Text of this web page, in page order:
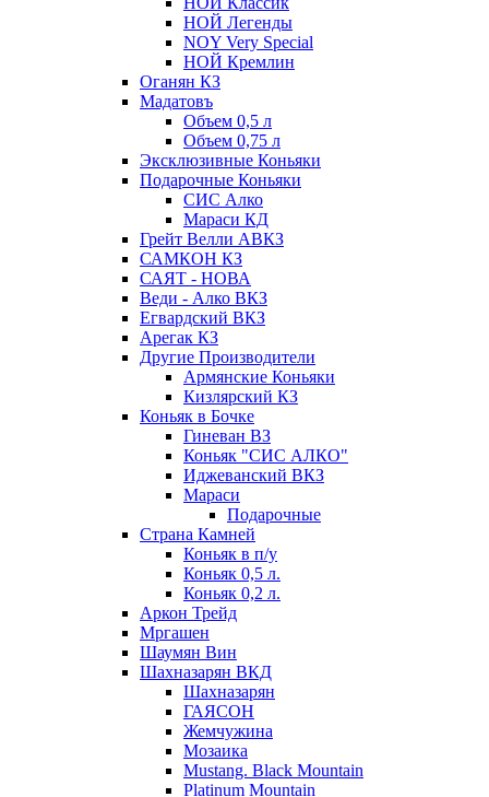
НОЙ Легенды
NOY Very Speсial
НОЙ Кремлин
Оганян КЗ
Мадатовъ
Объем 0,5 л
Объем 0,75 л
Эксклюзивные Коньяки
Подарочные Коньяки
СИС Алко
Мараси КД
Грейт Велли АВКЗ
САМКОН КЗ
САЯТ - НОВА
Веди - Алко ВКЗ
Егвардский ВКЗ
Арегак КЗ
Другие Производители
Армянские Коньяки
Кизлярский КЗ
Коньяк в Бочке
Гиневан ВЗ
Коньяк "СИС АЛКО"
Иджеванский ВКЗ
Мараси
Подарочные
Страна Камней
Коньяк в п/у
Коньяк 0,5 л.
Коньяк 0,2 л.
Аркон Трейд
Мргашен
Шаумян Вин
Шахназарян ВКД
Шахназарян
ГАЯСОН
Жемчужина
Мозаика
Mustang. Black Mountain
Platinum Mountain